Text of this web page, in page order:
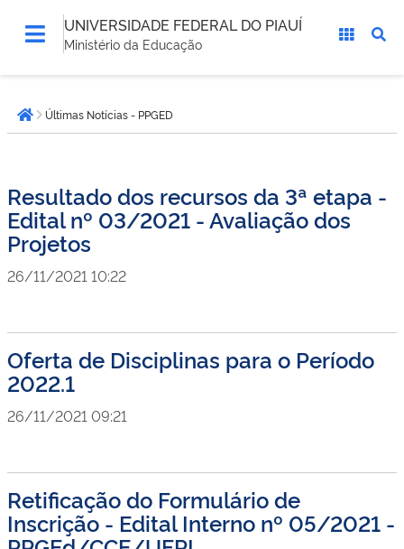
UNIVERSIDADE FEDERAL DO PIAUÍ
Ministério da Educação
está
aqui:Página inicial
Últimas Notícias - PPGED
Resultado dos recursos da 3ª etapa -
Edital nº 03/2021 - Avaliação dos
Projetos
26/11/2021 10:22
Oferta de Disciplinas para o Período
2022.1
26/11/2021 09:21
Retificação do Formulário de
Inscrição - Edital Interno nº 05/2021 -